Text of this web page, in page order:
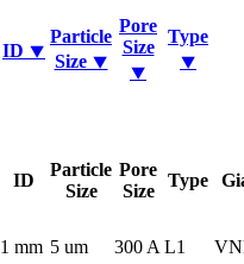
ID ⯆
Particle
Size ⯆
Pore
Size
⯆
Type
⯆
ID
Particle
Size
Pore
Size
Type
1 mm 5 um 300 A L1